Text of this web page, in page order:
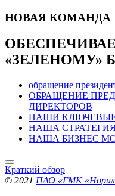
НОВАЯ КОМАНДА
«ЗЕЛЕНОМУ»
обращение
ОБРАЩЕНИЕ
ДИРЕКТОРОВ
НАШИ
НАША
НАША БИЗНЕС
Краткий обзор
© 2021 ПАО «ГМК